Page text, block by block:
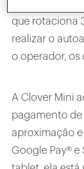
que rotaciona
realizar o
o operador, os
A Clover Mini
pagamento de
aproximação e
Google Pay® e